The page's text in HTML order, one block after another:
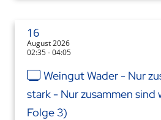
16
August 2026
02:35 - 04:05
Weingut Wader - Nur
stark - Nur zusammen sind
Folge 3)